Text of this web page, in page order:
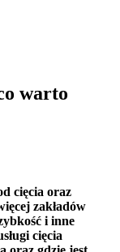
warto
cięcia oraz
zakładów
i inne
cięcia